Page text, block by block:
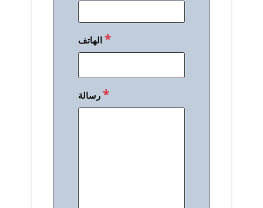
الهاتف*
رسالة*